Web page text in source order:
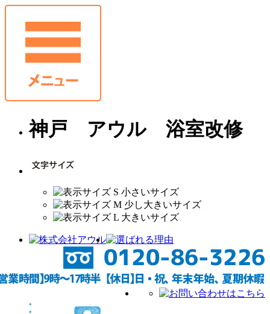
神戸 アウル 浴室改修